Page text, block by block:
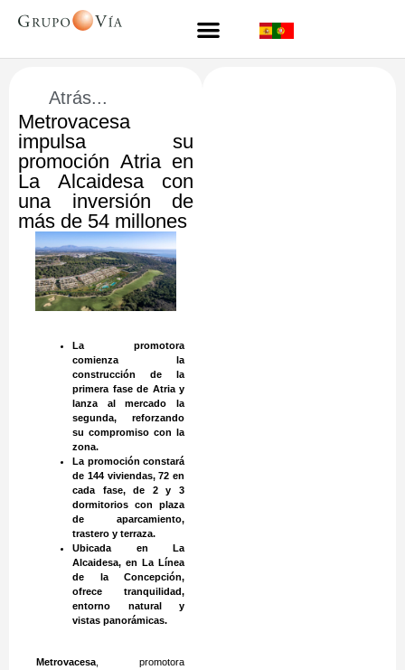
Atrás...
Metrovacesa
impulsa su
promoción Atria en
La Alcaidesa con
una inversión de
más de 54 millones
La promotora
comienza la
construcción de la
primera fase de Atria y
lanza al mercado la
segunda, reforzando
su compromiso con la
zona.
La promoción constará
de 144 viviendas, 72 en
cada fase, de 2 y 3
dormitorios con plaza
de aparcamiento,
trastero y terraza.
Ubicada en La
Alcaidesa, en La Línea
de la Concepción,
ofrece tranquilidad,
entorno natural y
vistas panorámicas.
Metrovacesa, promotora